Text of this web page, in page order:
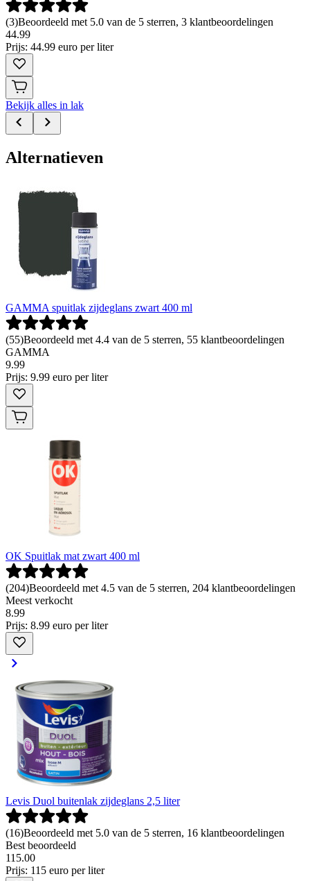
(3)Beoordeeld met 5.0 van de 5 sterren, 3 klantbeoordelingen
44.99
Prijs: 44.99 euro per liter
Bekijk alles in lak
Alternatieven
GAMMA spuitlak zijdeglans zwart 400 ml
(55)Beoordeeld met 4.4 van de 5 sterren, 55 klantbeoordelingen
GAMMA
9.99
Prijs: 9.99 euro per liter
OK Spuitlak mat zwart 400 ml
(204)Beoordeeld met 4.5 van de 5 sterren, 204 klantbeoordelingen
Meest verkocht
8.99
Prijs: 8.99 euro per liter
Levis Duol buitenlak zijdeglans 2,5 liter
(16)Beoordeeld met 5.0 van de 5 sterren, 16 klantbeoordelingen
Best beoordeeld
115.00
Prijs: 115 euro per liter